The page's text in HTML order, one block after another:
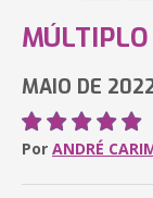
MAIO DE
Por ANDRÉ